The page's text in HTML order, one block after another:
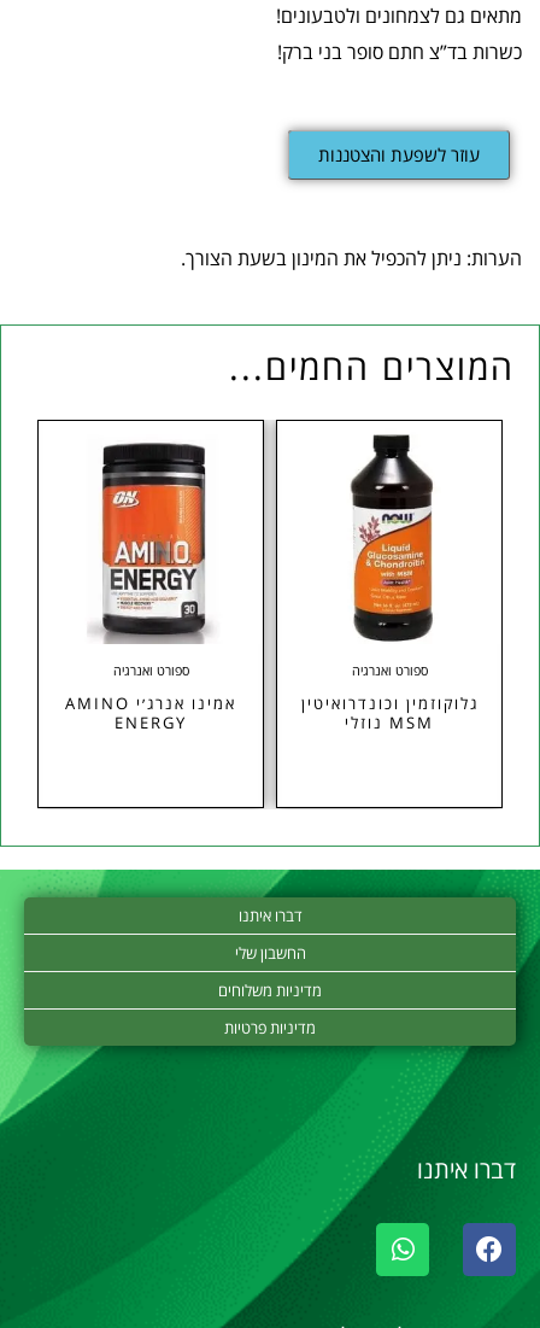
מתאים גם לצמחונים ולטבעונים!
כשרות בד”צ חתם סופר בני ברק!
עוזר לשפעת והצטננות
הערות: ניתן להכפיל את המינון בשעת הצורך.
המוצרים החמים...
ספורט ואנרגיה
גלוקוזמין וכונדרואיטין
MSM נוזלי
ספורט ואנרגיה
אמינו אנרג׳י AMINO
ENERGY
דברו איתנו
החשבון שלי
מדיניות משלוחים
מדיניות פרטיות
דברו איתנו